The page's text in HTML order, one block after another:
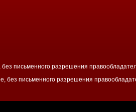
письменного разрешения
без письменного разрешения